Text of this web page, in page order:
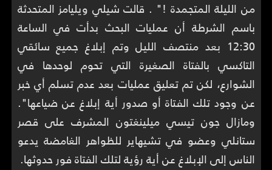
من الليلة المتجمدة !" . قالت شيلي ويليامز المتحدثة
باسم الشرطة أن عمليات البحث بدأت في الساعة
12:30 بعد منتصف الليل وتم إبلاغ جميع سائقي
التاكسي بالفتاة الصغيرة التي تحوم لوحدها في
الشوارع، لكن تم تعليق عمليات بعد عدم تسلم أي خبر
عن وجود تلك الفتاة أو صدور أية إبلاغ عن ضياعها".
ومازال جون تيسي ميلينغتون المشرف على قصر
ستانلي وعضو في تشيهاير للظواهر الغامضة يدعو
الناس إلى الإبلاغ عن أية رؤية لتلك الفتاة فور حدوثها.